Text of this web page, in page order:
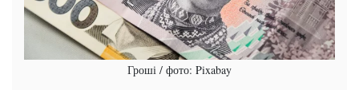
Гроші / фото: Pixabay